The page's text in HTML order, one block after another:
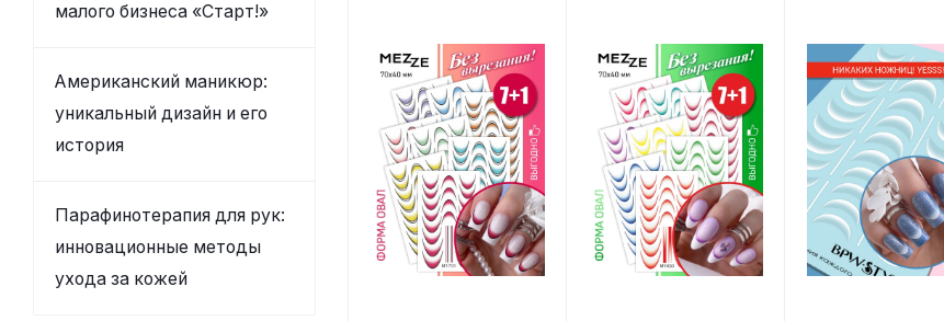
малого бизнеса «Старт!»
Американский маникюр:
уникальный дизайн и его
история
Парафинотерапия для рук:
инновационные методы
ухода за кожей